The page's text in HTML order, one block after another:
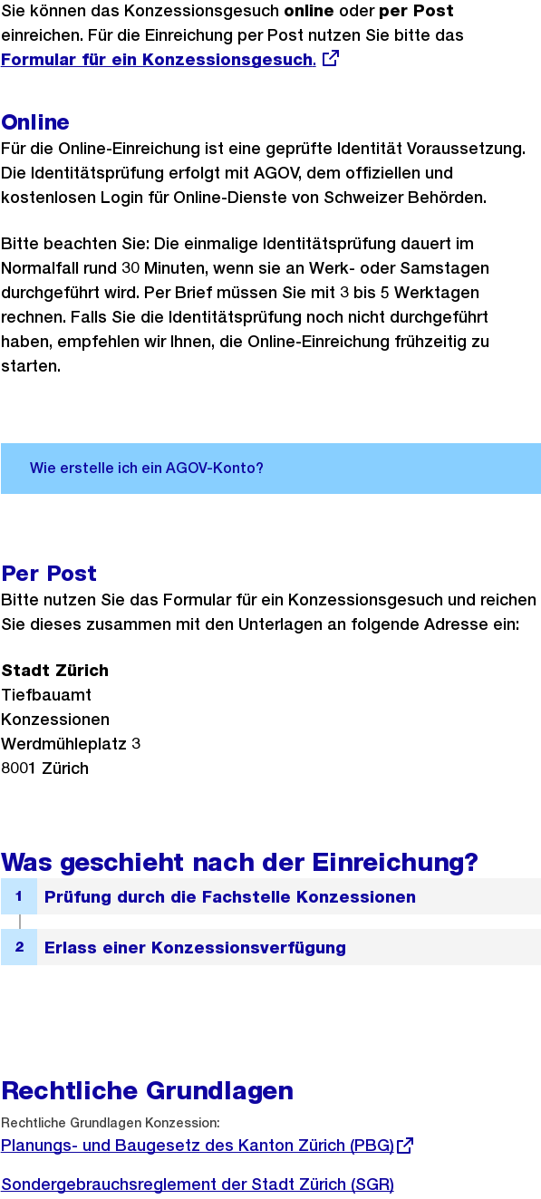
Sie können das Konzessionsgesuch online oder per Post
einreichen. Für die Einreichung per Post nutzen Sie bitte das
Formular für ein Konzessionsgesuch.
Online
Für die Online-Einreichung ist eine geprüfte Identität Voraussetzung.
Die Identitätsprüfung erfolgt mit AGOV, dem offiziellen und
kostenlosen Login für Online-Dienste von Schweizer Behörden.
Bitte beachten Sie: Die einmalige Identitätsprüfung dauert im
Normalfall rund 30 Minuten, wenn sie an Werk- oder Samstagen
durchgeführt wird. Per Brief müssen Sie mit 3 bis 5 Werktagen
rechnen. Falls Sie die Identitätsprüfung noch nicht durchgeführt
haben, empfehlen wir Ihnen, die Online-Einreichung frühzeitig zu
starten.
Per Post
Bitte nutzen Sie das Formular für ein Konzessionsgesuch und reichen
Sie dieses zusammen mit den Unterlagen an folgende Adresse ein:
Stadt Zürich
Tiefbauamt
Konzessionen
Werdmühleplatz 3
8001 Zürich
Was geschieht nach der Einreichung?
Rechtliche Grundlagen
Rechtliche Grundlagen Konzession:
Externer
Link:
Planungs- und Baugesetz des Kanton Zürich (PBG)
Sondergebrauchsreglement der Stadt Zürich (SGR)